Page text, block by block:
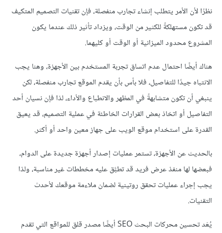
نظرًا لأن الأمر يتطلب إنشاء تجارب منفصلة، فإن تقنيات التصميم المتكيف
قد تكون مستهلكةً للكثير من الوقت، ويزداد تأثير ذلك عندما يكون
المشروع محدود الميزانية أو الوقت أو كليهما.
هناك أيضًا احتمال عدم اتساق تجربة المستخدم بين الأجهزة، وهنا يجب
الانتباه جيدًا للتفاصيل، فلا بأس بأن يقدم الموقع تجارب منفصلة، لكن
ينبغي أن تكون متشابهةً في المظهر والانطباع والأداء، لذا فإن نسيان أحد
التفاصيل أو اتخاذ بعض القرارات الخاطئة في عملية التصميم، قد يعيق
القدرة على استخدام موقع الويب على جهاز معين واحد أو أكثر.
بالحديث عن الأجهزة، تستمر عمليات إصدار أجهزة جديدة على الدوام،
فبعضها لها منفذ عرض فريد قد تطبَّق عليه مخططات غير مناسبة، ولذا
يجب إجراء عمليات تحقق روتينية لضمان ملاءمة موقعك لأحدث
التقنيات.
يُعَد تحسين محركات البحث SEO أيضًا مصدر قلق للمواقع التي تقدم